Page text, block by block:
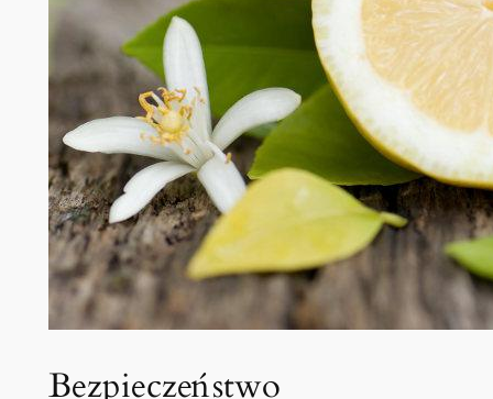
Bezpieczeństwo